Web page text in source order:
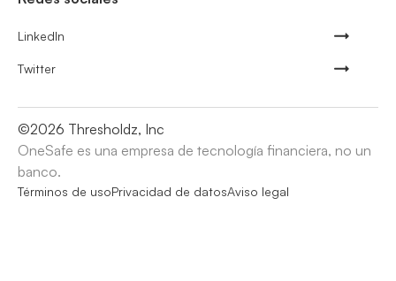
LinkedIn
Twitter
©2026 Thresholdz, Inc
OneSafe es una empresa de tecnología financiera, no un
banco.
Términos de usoPrivacidad de datosAviso legal